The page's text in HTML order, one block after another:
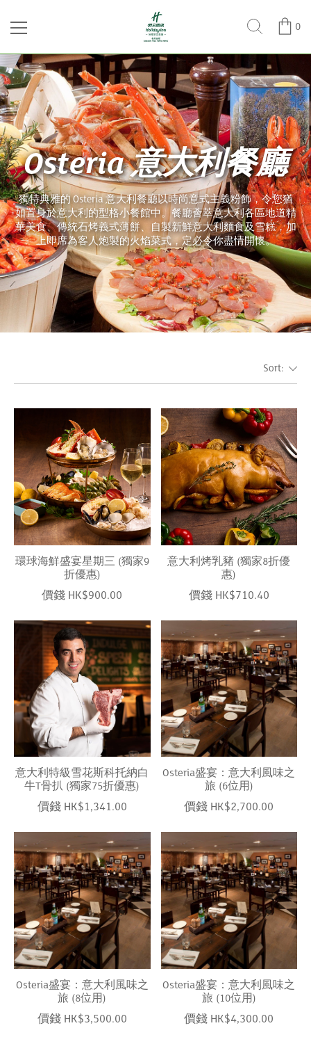
0
Osteria 意大利餐廳
獨特典雅的 Osteria 意大利餐廳以時尚意式主義粉飾，令您猶
如置身於意大利的型格小餐館中。餐廳薈萃意大利各區地道精
華美食、傳統石烤義式薄餅、自製新鮮意大利麵食及雪糕，加
上即席為客人炮製的火焰菜式，定必令你盡情開懷。
Sort:
環球海鮮盛宴星期三 (獨家9
折優惠)
價錢 HK$900.00
意大利烤乳豬 (獨家8折優
惠)
價錢 HK$710.40
意大利特級雪花斯科托納白
牛T骨扒 (獨家75折優惠)
價錢 HK$1,341.00
Osteria盛宴：意大利風味之
旅 (6位用)
價錢 HK$2,700.00
Osteria盛宴：意大利風味之
旅 (8位用)
價錢 HK$3,500.00
Osteria盛宴：意大利風味之
旅 (10位用)
價錢 HK$4,300.00